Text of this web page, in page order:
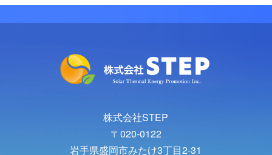
株式会社STEP
〒020-0122
岩手県盛岡市みたけ3丁目2-31